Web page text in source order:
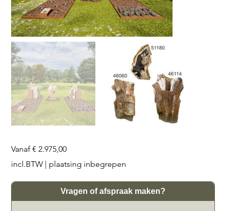
Vanaf Prijs
€ 2.975,00
incl.BTW
plaatsing inbegrepen
Vragen of afspraak maken?